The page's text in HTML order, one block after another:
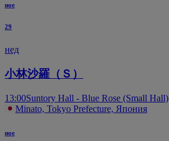
ное
29
нед
小林沙羅（Ｓ）
13:00Suntory Hall - Blue Rose (Small Hall)
Minato, Tokyo Prefecture, Япония
ное